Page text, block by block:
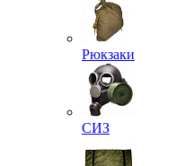
Рюкзаки
СИЗ